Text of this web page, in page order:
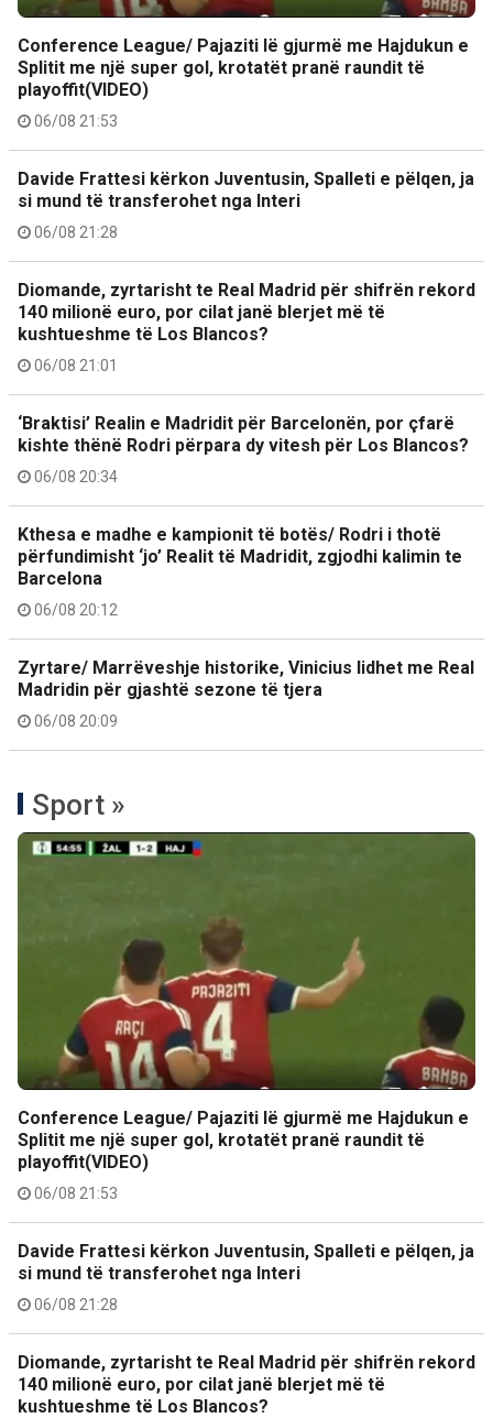
Conference League/ Pajaziti lë gjurmë me Hajdukun e
Splitit me një super gol, krotatët pranë raundit të
playoffit(VIDEO)
06/08 21:53
Davide Frattesi kërkon Juventusin, Spalleti e pëlqen, ja
si mund të transferohet nga Interi
06/08 21:28
Diomande, zyrtarisht te Real Madrid për shifrën rekord
140 milionë euro, por cilat janë blerjet më të
kushtueshme të Los Blancos?
06/08 21:01
‘Braktisi’ Realin e Madridit për Barcelonën, por çfarë
kishte thënë Rodri përpara dy vitesh për Los Blancos?
06/08 20:34
Kthesa e madhe e kampionit të botës/ Rodri i thotë
përfundimisht ‘jo’ Realit të Madridit, zgjodhi kalimin te
Barcelona
06/08 20:12
Zyrtare/ Marrëveshje historike, Vinicius lidhet me Real
Madridin për gjashtë sezone të tjera
06/08 20:09
Sport »
Conference League/ Pajaziti lë gjurmë me Hajdukun e
Splitit me një super gol, krotatët pranë raundit të
playoffit(VIDEO)
06/08 21:53
Davide Frattesi kërkon Juventusin, Spalleti e pëlqen, ja
si mund të transferohet nga Interi
06/08 21:28
Diomande, zyrtarisht te Real Madrid për shifrën rekord
140 milionë euro, por cilat janë blerjet më të
kushtueshme të Los Blancos?